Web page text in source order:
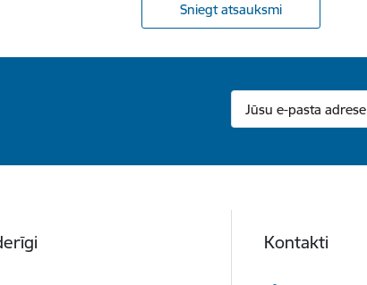
Sniegt atsauksmi
Kontakti